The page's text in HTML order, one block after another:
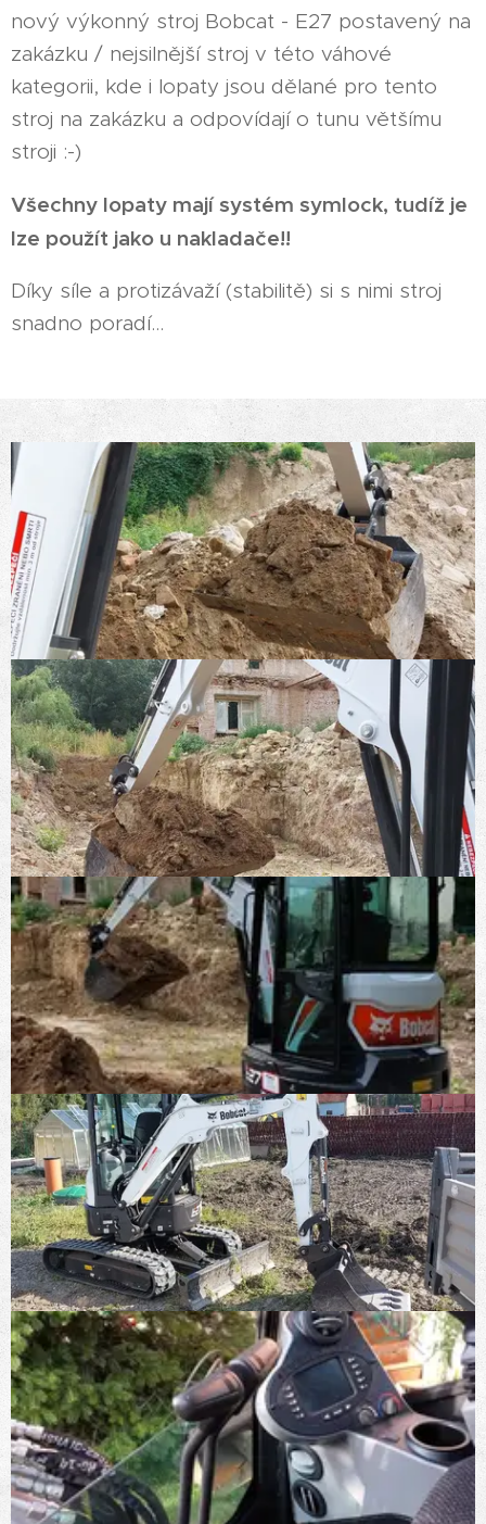
nový výkonný stroj Bobcat - E27 postavený na
zakázku / nejsilnější stroj v této váhové
kategorii, kde i lopaty jsou dělané pro tento
stroj na zakázku a odpovídají o tunu většímu
stroji :-)
Všechny lopaty mají systém symlock, tudíž je
lze použít jako u nakladače!!
Díky síle a protizávaží (stabilitě) si s nimi stroj
snadno poradí...